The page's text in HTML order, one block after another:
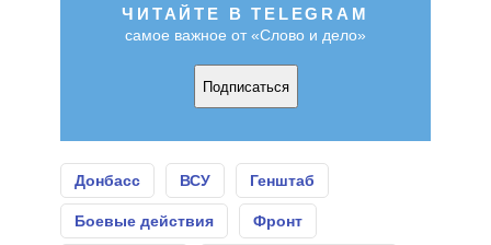
ЧИТАЙТЕ В TELEGRAM
самое важное от «Слово и дело»
Подписаться
Донбасс ВСУ Генштаб
Боевые действия Фронт